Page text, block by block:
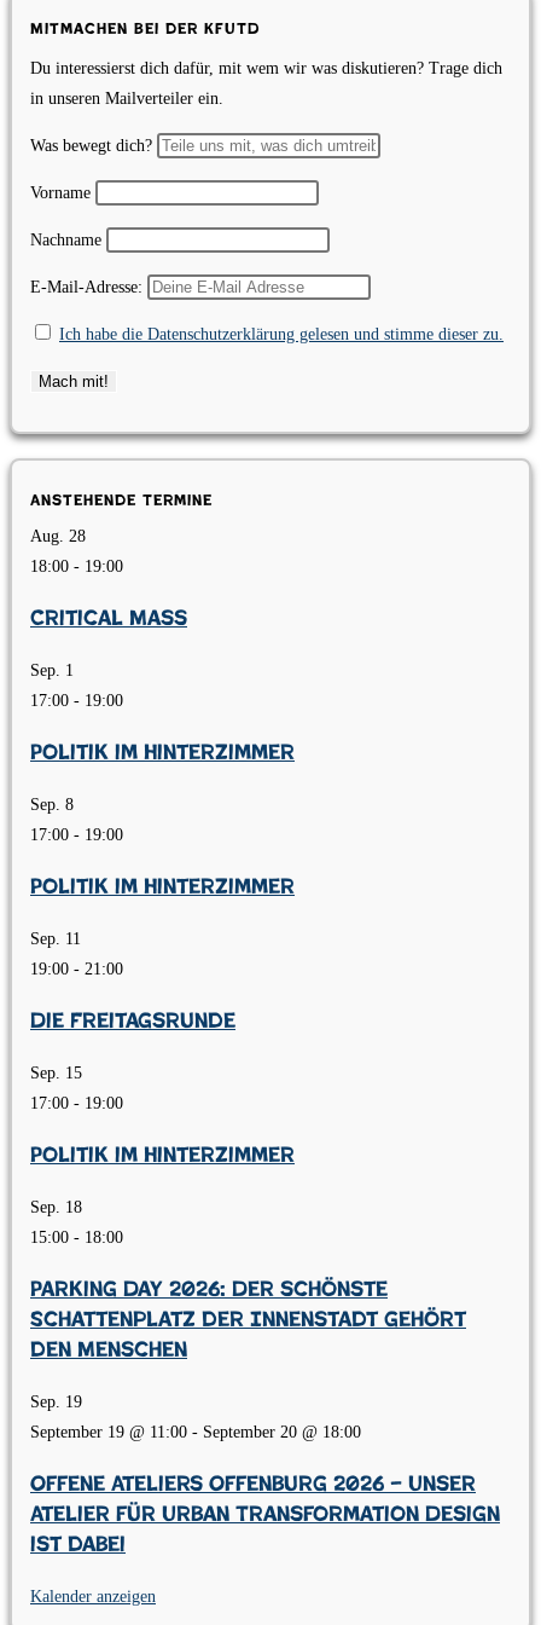
Mitmachen bei der KfUTD
Du interessierst dich dafür, mit wem wir was diskutieren? Trage dich
in unseren Mailverteiler ein.
Was bewegt dich?
Vorname
Nachname
E-Mail-Adresse:
Ich habe die Datenschutzerklärung gelesen und stimme dieser zu.
Anstehende Termine
Aug. 28
18:00 - 19:00
Critical Mass
Sep. 1
17:00 - 19:00
Politik im Hinterzimmer
Sep. 8
17:00 - 19:00
Politik im Hinterzimmer
Sep. 11
19:00 - 21:00
Die Freitagsrunde
Sep. 15
17:00 - 19:00
Politik im Hinterzimmer
Sep. 18
15:00 - 18:00
Parking Day 2026: Der schönste
Schattenplatz der Innenstadt gehört
den Menschen
Sep. 19
September 19 @ 11:00 - September 20 @ 18:00
Offene Ateliers Offenburg 2026 – Unser
Atelier für Urban Transformation Design
ist dabei
Kalender anzeigen